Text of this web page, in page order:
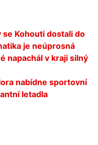
se Kohouti dostali do
je neúprosná
napachál v kraji silný
nabídne sportovní
letadla